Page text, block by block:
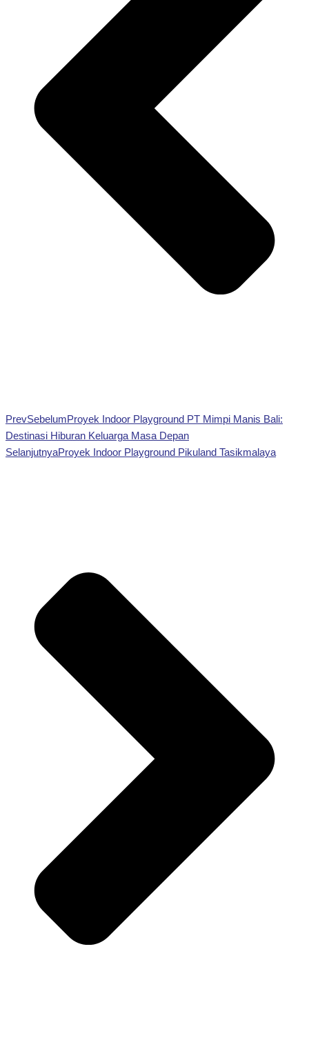
PrevSebelumProyek Indoor Playground PT Mimpi Manis Bali:
Destinasi Hiburan Keluarga Masa Depan
SelanjutnyaProyek Indoor Playground Pikuland Tasikmalaya